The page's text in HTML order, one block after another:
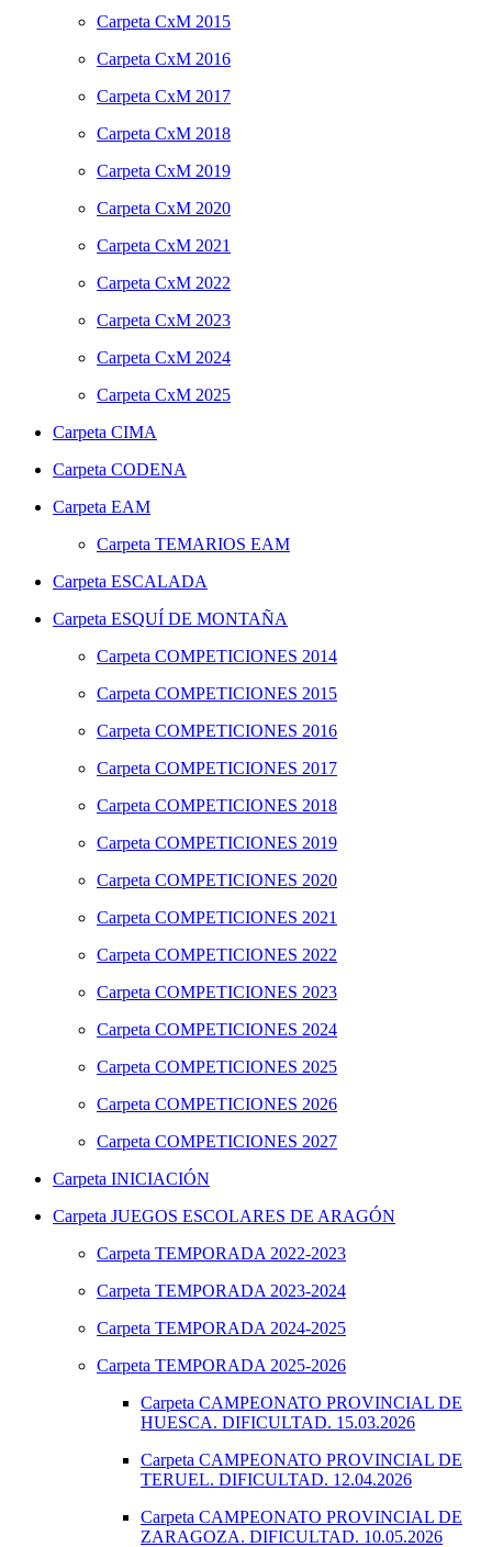
Carpeta CxM 2015
Carpeta CxM 2016
Carpeta CxM 2017
Carpeta CxM 2018
Carpeta CxM 2019
Carpeta CxM 2020
Carpeta CxM 2021
Carpeta CxM 2022
Carpeta CxM 2023
Carpeta CxM 2024
Carpeta CxM 2025
Carpeta CIMA
Carpeta CODENA
Carpeta EAM
Carpeta TEMARIOS EAM
Carpeta ESCALADA
Carpeta ESQUÍ DE MONTAÑA
Carpeta COMPETICIONES 2014
Carpeta COMPETICIONES 2015
Carpeta COMPETICIONES 2016
Carpeta COMPETICIONES 2017
Carpeta COMPETICIONES 2018
Carpeta COMPETICIONES 2019
Carpeta COMPETICIONES 2020
Carpeta COMPETICIONES 2021
Carpeta COMPETICIONES 2022
Carpeta COMPETICIONES 2023
Carpeta COMPETICIONES 2024
Carpeta COMPETICIONES 2025
Carpeta COMPETICIONES 2026
Carpeta COMPETICIONES 2027
Carpeta INICIACIÓN
Carpeta JUEGOS ESCOLARES DE ARAGÓN
Carpeta TEMPORADA 2022-2023
Carpeta TEMPORADA 2023-2024
Carpeta TEMPORADA 2024-2025
Carpeta TEMPORADA 2025-2026
Carpeta CAMPEONATO PROVINCIAL DE
HUESCA. DIFICULTAD. 15.03.2026
Carpeta CAMPEONATO PROVINCIAL DE
TERUEL. DIFICULTAD. 12.04.2026
Carpeta CAMPEONATO PROVINCIAL DE
ZARAGOZA. DIFICULTAD. 10.05.2026